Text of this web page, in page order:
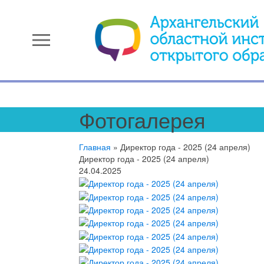
menu
Фотогалерея
Главная »Директор года - 2025 (24 апреля)
Директор года - 2025 (24 апреля)
24.04.2025